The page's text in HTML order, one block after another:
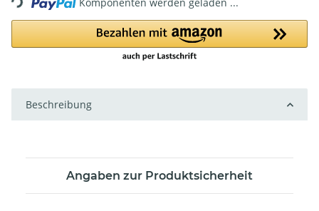
Beschreibung
Angaben zur Produktsicherheit